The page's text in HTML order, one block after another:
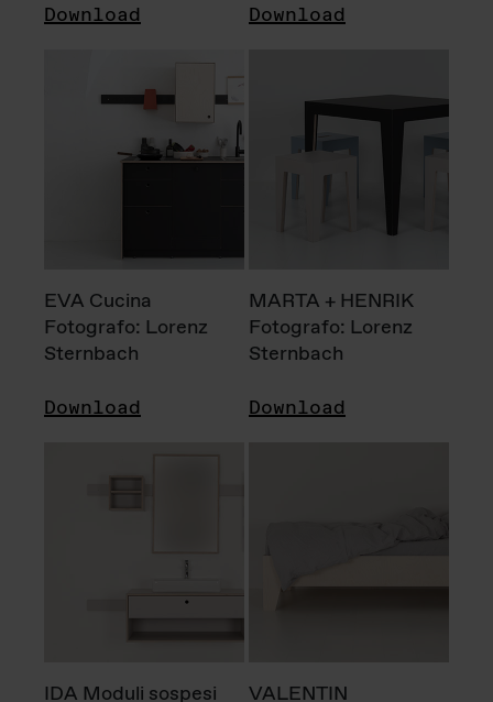
Download Download
EVA Cucina
Fotografo: Lorenz
Sternbach
Download
MARTA + HENRIK
Fotografo: Lorenz
Sternbach
Download
IDA Moduli sospesi
VALENTIN